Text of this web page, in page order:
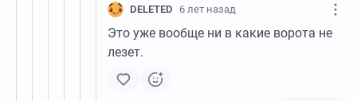
DELETED 6 лет назад
Это уже вообще ни в какие ворота не
лезет.